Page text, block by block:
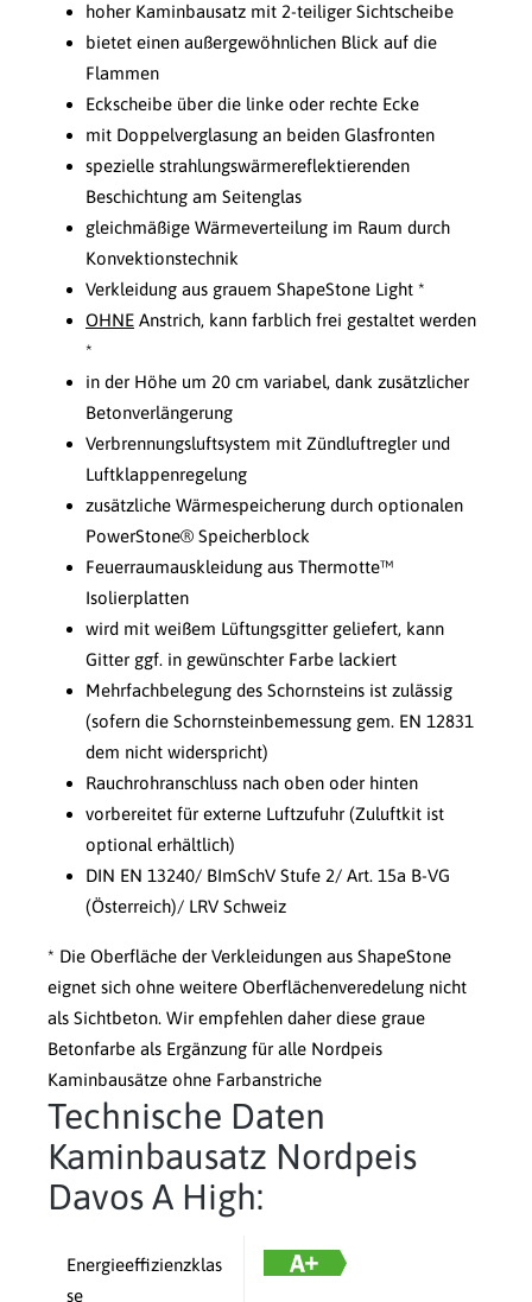
hoher Kaminbausatz mit 2-teiliger Sichtscheibe
bietet einen außergewöhnlichen Blick auf die
Flammen
Eckscheibe über die linke oder rechte Ecke
mit Doppelverglasung an beiden Glasfronten
spezielle strahlungswärmereflektierenden
Beschichtung am Seitenglas
gleichmäßige Wärmeverteilung im Raum durch
Konvektionstechnik
Verkleidung aus grauem ShapeStone Light *
OHNE Anstrich, kann farblich frei gestaltet werden
*
in der Höhe um 20 cm variabel, dank zusätzlicher
Betonverlängerung
Verbrennungsluftsystem mit Zündluftregler und
Luftklappenregelung
zusätzliche Wärmespeicherung durch optionalen
PowerStone® Speicherblock
Feuerraumauskleidung aus Thermotte™
Isolierplatten
wird mit weißem Lüftungsgitter geliefert, kann
Gitter ggf. in gewünschter Farbe lackiert
Mehrfachbelegung des Schornsteins ist zulässig
(sofern die Schornsteinbemessung gem. EN 12831
dem nicht widerspricht)
Rauchrohranschluss nach oben oder hinten
vorbereitet für externe Luftzufuhr (Zuluftkit ist
optional erhältlich)
DIN EN 13240/ BImSchV Stufe 2/ Art. 15a B-VG
(Österreich)/ LRV Schweiz
* Die Oberfläche der Verkleidungen aus ShapeStone
eignet sich ohne weitere Oberflächenveredelung nicht
als Sichtbeton. Wir empfehlen daher diese graue
Betonfarbe als Ergänzung für alle Nordpeis
Kaminbausätze ohne Farbanstriche
Technische Daten
Kaminbausatz Nordpeis
Davos A High:
Energieeffizienzklas
se